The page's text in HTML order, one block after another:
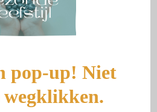
2025
pop-up! Niet
wegklikken.